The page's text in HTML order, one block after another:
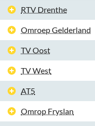
RTV Drenthe
Omroep Gelderland
TV Oost
TV West
AT5
Omrop Fryslan